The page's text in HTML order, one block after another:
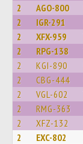
2 AGO-800
2 IGR-291
2 XFX-959
2 RPG-138
2 KGI-890
2 CBG-444
2 VGL-602
2 RMG-363
2 XFZ-132
2 EXC-802